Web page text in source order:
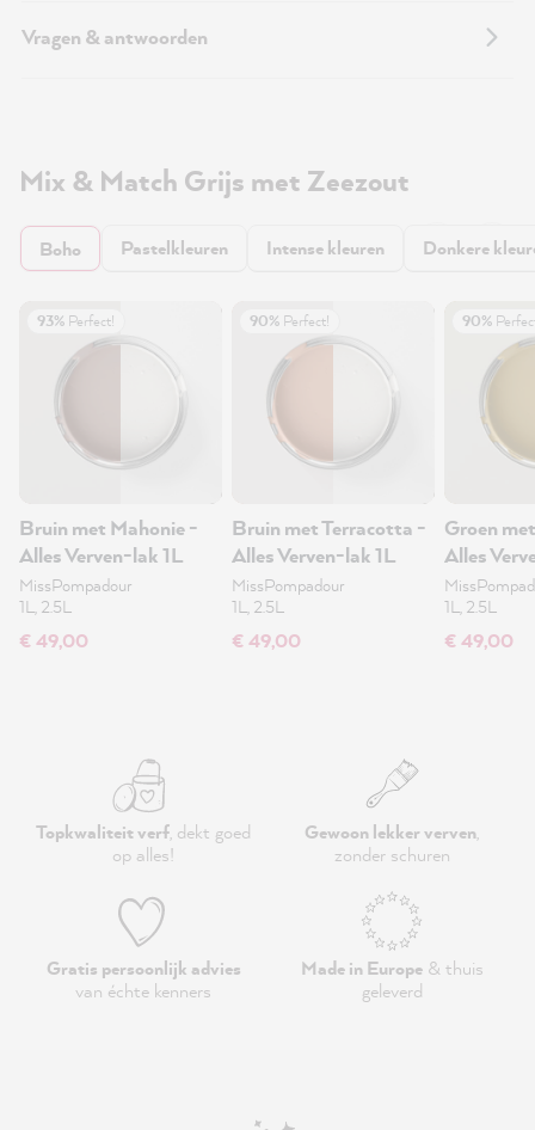
Vragen & antwoorden
Mix & Match Grijs met Zeezout
Boho Pastelkleuren Intense kleuren Donkere
93% Perfect!
Bruin met Mahonie -
Alles Verven-lak 1L
MissPompadour
1L, 2.5L
€ 49,00
90% Perfect!
Bruin met Terracotta -
Alles Verven-lak 1L
MissPompadour
1L, 2.5L
€ 49,00
90%
Groen
Alles
1L, 2.5L
€ 49,00
Topkwaliteit verf, dekt goed
op alles!
Gewoon lekker verven,
zonder schuren
Gratis persoonlijk advies
van échte kenners
Made in Europe& thuis
geleverd